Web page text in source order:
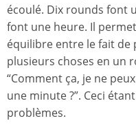
écoulé. Dix rounds font
font une heure. Il
équilibre entre le fait
plusieurs choses en un
“Comment ça, je ne
une minute ?”. Ceci
problèmes.